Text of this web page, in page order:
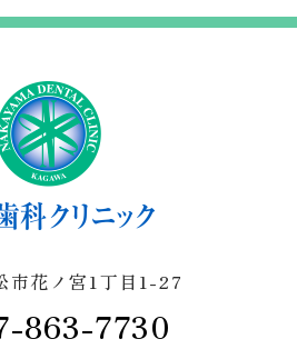
市花ノ宮1丁目1-27
863-7730